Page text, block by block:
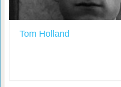
Tom Holland